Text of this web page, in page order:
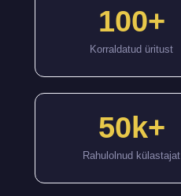
100+
Korraldatud üritust
50k+
Rahulolnud külastajat